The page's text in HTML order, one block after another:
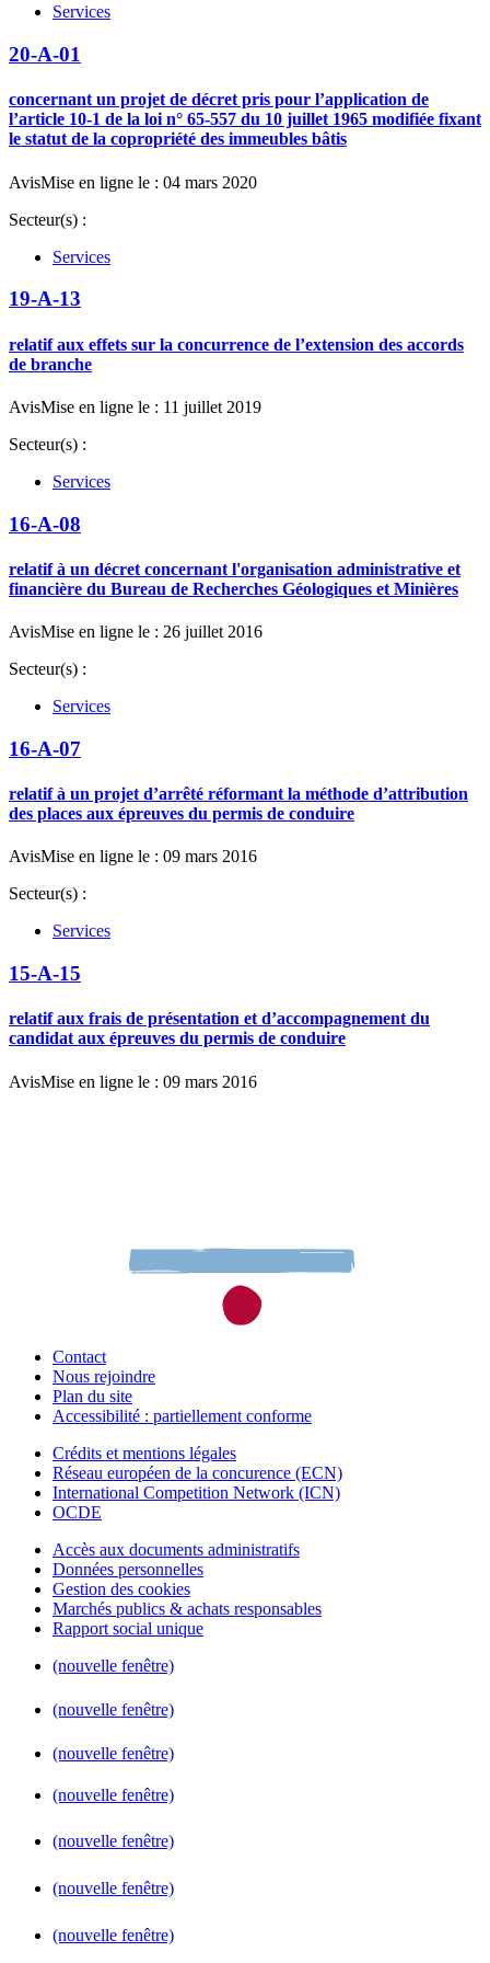
Services
20-A-01
concernant un projet de décret pris pour l’application de
l’article 10-1 de la loi n° 65-557 du 10 juillet 1965 modifiée fixant
le statut de la copropriété des immeubles bâtis
AvisMise en ligne le : 04 mars 2020
Secteur(s) :
Services
19-A-13
relatif aux effets sur la concurrence de l’extension des accords
de branche
AvisMise en ligne le : 11 juillet 2019
Secteur(s) :
Services
16-A-08
relatif à un décret concernant l'organisation administrative et
financière du Bureau de Recherches Géologiques et Minières
AvisMise en ligne le : 26 juillet 2016
Secteur(s) :
Services
16-A-07
relatif à un projet d’arrêté réformant la méthode d’attribution
des places aux épreuves du permis de conduire
AvisMise en ligne le : 09 mars 2016
Secteur(s) :
Services
15-A-15
relatif aux frais de présentation et d’accompagnement du
candidat aux épreuves du permis de conduire
AvisMise en ligne le : 09 mars 2016
Contact
Nous rejoindre
Plan du site
Accessibilité : partiellement conforme
Crédits et mentions légales
Réseau européen de la concurence (ECN)
International Competition Network (ICN)
OCDE
Accès aux documents administratifs
Données personnelles
Gestion des cookies
Marchés publics & achats responsables
Rapport social unique
(nouvelle fenêtre)
(nouvelle fenêtre)
(nouvelle fenêtre)
(nouvelle fenêtre)
(nouvelle fenêtre)
(nouvelle fenêtre)
(nouvelle fenêtre)